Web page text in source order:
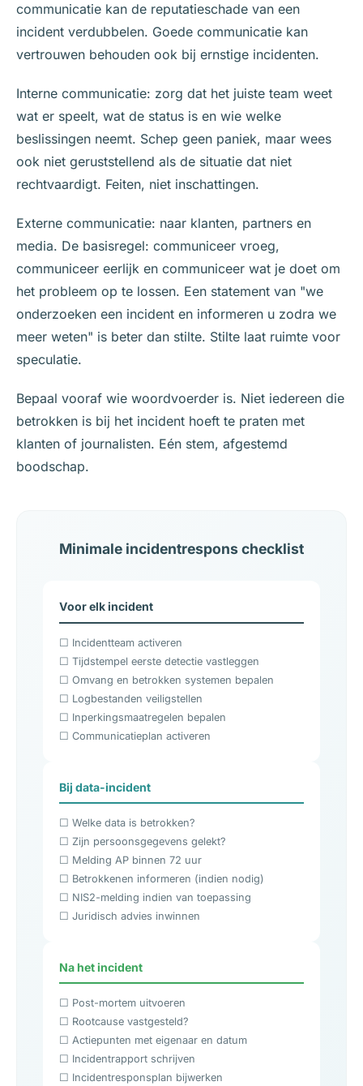
communicatie kan de reputatieschade van een
incident verdubbelen. Goede communicatie kan
vertrouwen behouden ook bij ernstige incidenten.
Interne communicatie: zorg dat het juiste team weet
wat er speelt, wat de status is en wie welke
beslissingen neemt. Schep geen paniek, maar wees
ook niet geruststellend als de situatie dat niet
rechtvaardigt. Feiten, niet inschattingen.
Externe communicatie: naar klanten, partners en
media. De basisregel: communiceer vroeg,
communiceer eerlijk en communiceer wat je doet om
het probleem op te lossen. Een statement van "we
onderzoeken een incident en informeren u zodra we
meer weten" is beter dan stilte. Stilte laat ruimte voor
speculatie.
Bepaal vooraf wie woordvoerder is. Niet iedereen die
betrokken is bij het incident hoeft te praten met
klanten of journalisten. Eén stem, afgestemd
boodschap.
Minimale incidentrespons checklist
Voor elk incident
☐ Incidentteam activeren
☐ Tijdstempel eerste detectie vastleggen
☐ Omvang en betrokken systemen bepalen
☐ Logbestanden veiligstellen
☐ Inperkingsmaatregelen bepalen
☐ Communicatieplan activeren
Bij data-incident
☐ Welke data is betrokken?
☐ Zijn persoonsgegevens gelekt?
☐ Melding AP binnen 72 uur
☐ Betrokkenen informeren (indien nodig)
☐ NIS2-melding indien van toepassing
☐ Juridisch advies inwinnen
Na het incident
☐ Post-mortem uitvoeren
☐ Rootcause vastgesteld?
☐ Actiepunten met eigenaar en datum
☐ Incidentrapport schrijven
☐ Incidentresponsplan bijwerken